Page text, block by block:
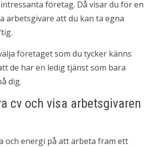
företag. Då visar du för en
arbetsgivare att du kan ta egna
företaget som du tycker känns
de har en ledig tjänst som bara
dig.
cv och visa arbetsgivaren
och energi på att arbeta fram ett